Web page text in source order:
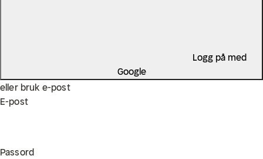
Logg på med
Google
eller bruk e-post
E-post
Passord